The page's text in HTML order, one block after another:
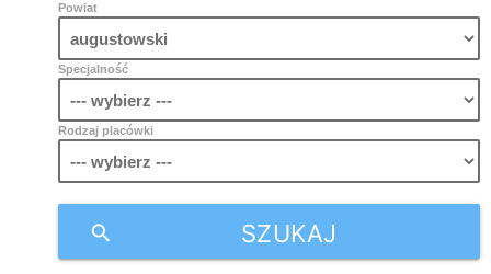
Powiat
Specjalność
Rodzaj placówki
SZUKAJ
search